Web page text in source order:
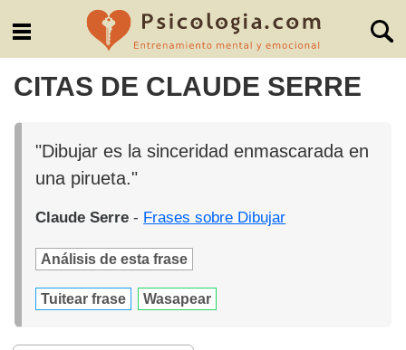
CITAS DE CLAUDE SERRE
"Dibujar es la sinceridad enmascarada en
una pirueta."
Claude Serre - Frases sobre Dibujar
Análisis de esta frase
Tuitear frase Wasapear